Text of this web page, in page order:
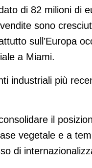
di 82 milioni di
sono
sull’Europa
a Miami.
industriali più
il
vegetale e a
di